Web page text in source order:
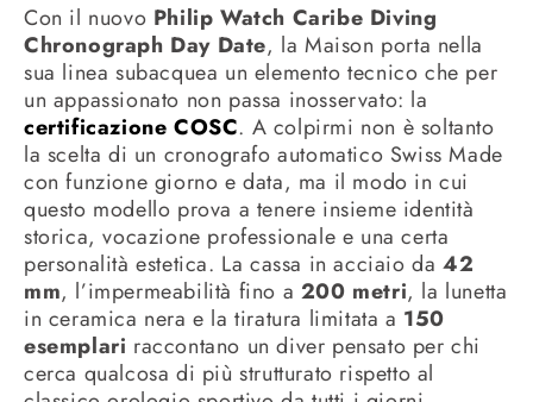
Con il nuovo Philip Watch Caribe Diving
Chronograph Day Date, la Maison porta nella
sua linea subacquea un elemento tecnico che per
un appassionato non passa inosservato: la
certificazione COSC. A colpirmi non è soltanto
la scelta di un cronografo automatico Swiss Made
con funzione giorno e data, ma il modo in cui
questo modello prova a tenere insieme identità
storica, vocazione professionale e una certa
personalità estetica. La cassa in acciaio da42
mm, l’impermeabilità fino a 200 metri, la lunetta
in ceramica nera e la tiratura limitata a 150
esemplari raccontano un diver pensato per chi
cerca qualcosa di più strutturato rispetto al